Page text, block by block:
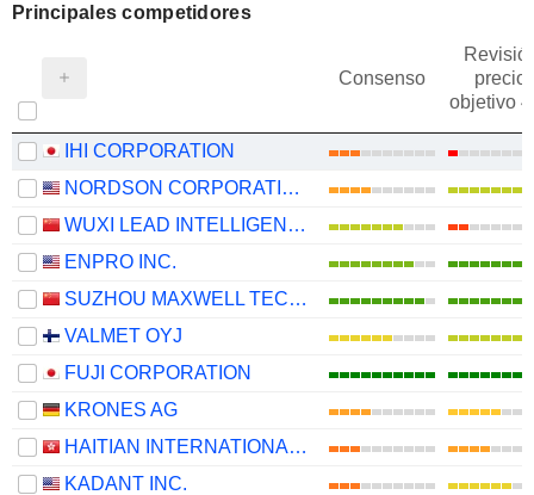
Principales competidores
Consenso
precio
objetivo
IHI CORPORATION
NORDSON CORPORATION
WUXI LEAD INTELLIGENT EQUIPMENT CO.,LTD.
ENPRO INC.
SUZHOU MAXWELL TECHNOLOGIES CO., LTD.
VALMET OYJ
FUJI CORPORATION
KRONES AG
HAITIAN INTERNATIONAL HOLDINGS LIMITED
KADANT INC.